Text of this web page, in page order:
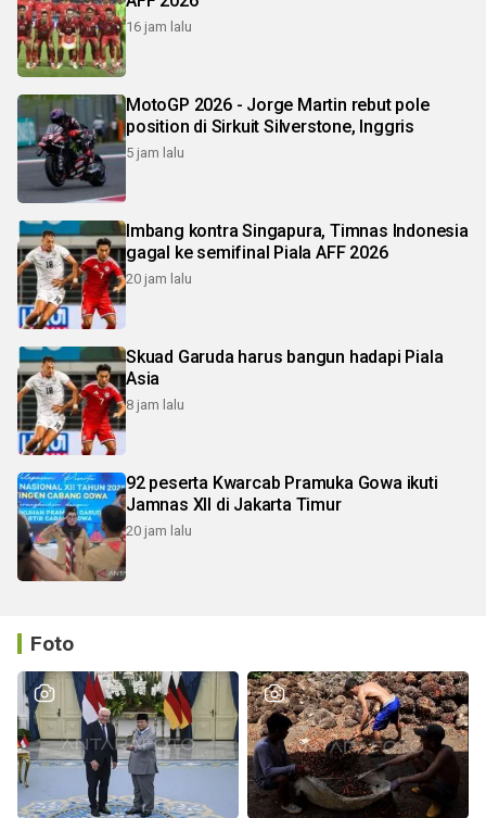
16 jam lalu
MotoGP 2026 - Jorge Martin rebut pole
position di Sirkuit Silverstone, Inggris
5 jam lalu
Imbang kontra Singapura, Timnas Indonesia
gagal ke semifinal Piala AFF 2026
20 jam lalu
Skuad Garuda harus bangun hadapi Piala
Asia
8 jam lalu
92 peserta Kwarcab Pramuka Gowa ikuti
Jamnas XII di Jakarta Timur
20 jam lalu
Foto